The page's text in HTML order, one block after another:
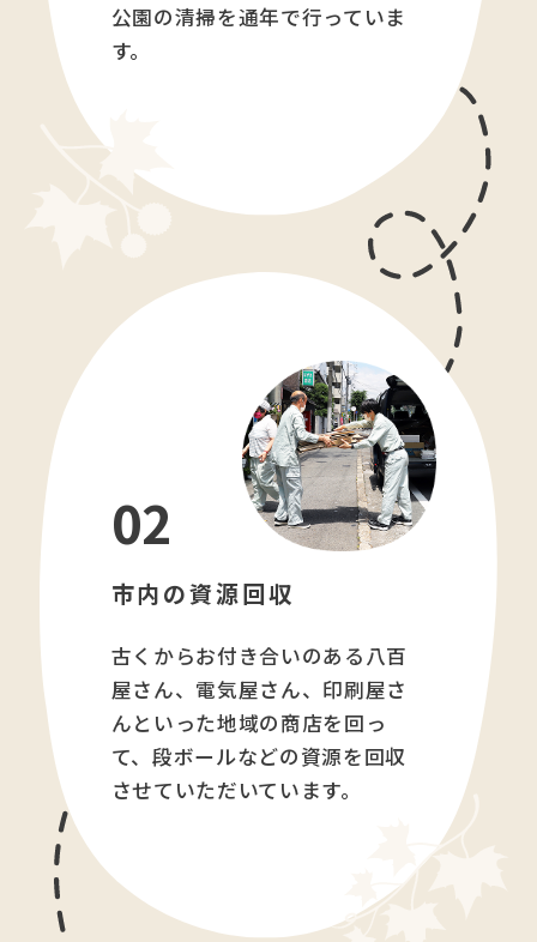
公園の清掃を通年で行っていま
す。
02
市内の資源回収
古くからお付き合いのある八百
屋さん、電気屋さん、印刷屋さ
んといった地域の商店を回っ
て、段ボールなどの資源を回収
させていただいています。